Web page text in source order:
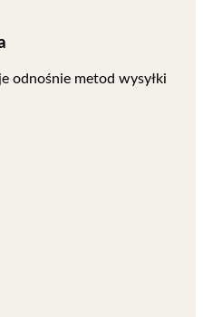
odnośnie metod wysyłki